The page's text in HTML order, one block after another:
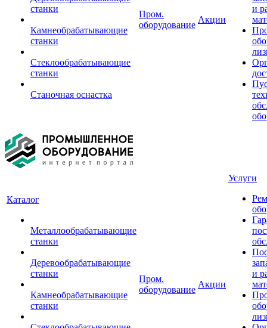
станки
Камнеобрабатывающие
станки
Стеклообрабатывающие
станки
Станочная оснастка
Пром.
оборудование
Акции
и
Каталог
Металлообрабатывающие
станки
Деревообрабатывающие
станки
Камнеобрабатывающие
станки
Пром.
оборудование
Акции
Услуги
и